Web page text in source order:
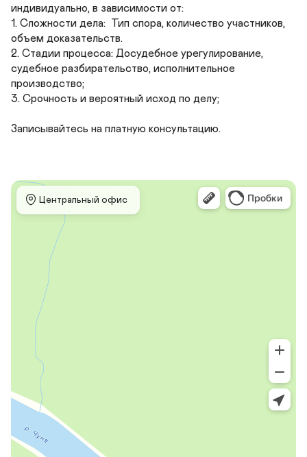
индивидуально, в зависимости от:
1. Сложности дела:  Тип спора, количество участников,
объем доказательств.
2. Стадии процесса: Досудебное урегулирование,
судебное разбирательство, исполнительное
производство;
3. Срочность и вероятный исход по делу;
Записывайтесь на платную консультацию.
Центральный офис